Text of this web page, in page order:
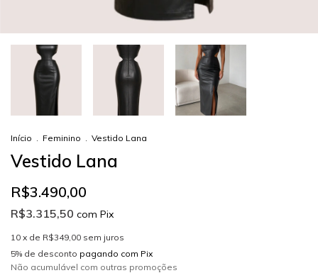
Início . Feminino . Vestido Lana
Vestido Lana
R$3.490,00
R$3.315,50 com Pix
10 x de R$349,00 sem juros
5% de desconto pagando com Pix
Não acumulável com outras promoções